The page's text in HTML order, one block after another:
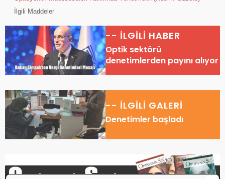
İlgili Maddeler
-- İLGİLİ HABER
Optik sektörü
denetimlerden payını alıyor
-- İLGİLİ GALERİ
Denetimler başladı